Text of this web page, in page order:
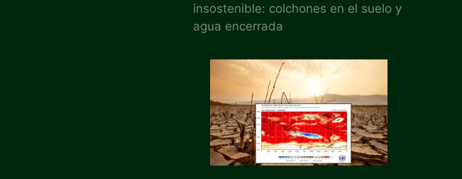
insostenible: colchones en el suelo y
agua encerrada